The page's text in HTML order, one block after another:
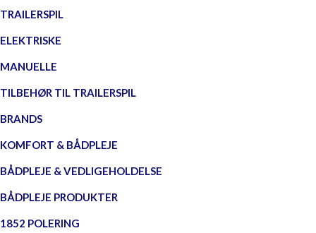
TRAILERSPIL
ELEKTRISKE
MANUELLE
TILBEHØR TIL TRAILERSPIL
BRANDS
KOMFORT & BÅDPLEJE
BÅDPLEJE & VEDLIGEHOLDELSE
BÅDPLEJE PRODUKTER
1852 POLERING